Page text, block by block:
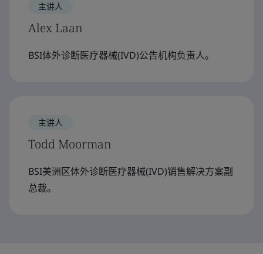
主讲人
Alex Laan
BSI体外诊断医疗器械(IVD)公告机构负责人。
主讲人
Todd Moorman
BSI美洲区体外诊断医疗器械(IVD)销售解决方案副
总裁。